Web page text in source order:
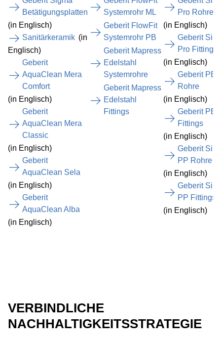
Betätigungsplatten
(in Englisch)
Sanitärkeramik (in
Englisch)
Geberit
AquaClean Mera
Comfort
(in Englisch)
Geberit
AquaClean Mera
Classic
(in Englisch)
Geberit
AquaClean Sela
(in Englisch)
Geberit
AquaClean Alba
(in Englisch)
Systemrohr ML
Geberit FlowFit
Systemrohr PB
Geberit Mapress
Edelstahl
Systemrohre
Geberit Mapress
Edelstahl
Fittings
Pro Rohre
(in Englisch)
Geberit
Pro Fittings
(in Englisch)
Geberit PE
Rohre
(in Englisch)
Geberit PE
Fittings
(in Englisch)
Geberit
PP Rohre
(in Englisch)
Geberit
PP Fittings
(in Englisch)
VERBINDLICHE
NACHHALTIGKEITSSTRATEGIE